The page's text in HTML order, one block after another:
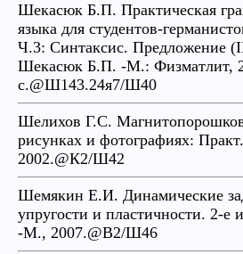
Шекасюк Б.П. Практическая
языка для студентов-
Ч.3: Синтаксис. Предложение
Шекасюк Б.П. -М.: Физматлит,
с.@Ш143.24я7/Ш40
Шелихов Г.С.
рисунках и фотографиях:
2002.@К2/Ш42
Шемякин Е.И. Динамические
упругости и пластичности. 2-е
-М., 2007.@В2/Ш46